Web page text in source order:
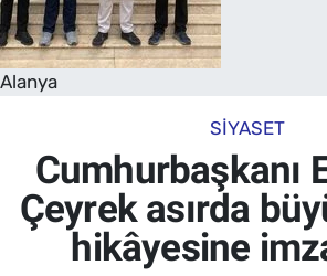
Alanya
SIYASET
Cumhurbaşkanı
Çeyrek asırda
hikâyesine